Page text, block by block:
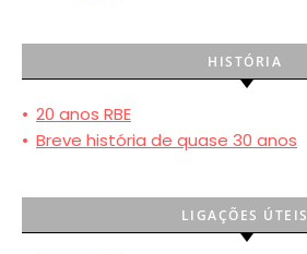
HISTÓRIA
• 20 anos RBE
• Breve história de quase 30 anos
LIGAÇÕES ÚTEIS